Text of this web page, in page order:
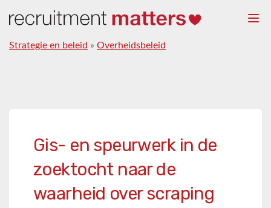
Strategie en beleid » Overheidsbeleid
Gis- en speurwerk in de
zoektocht naar de
waarheid over scraping